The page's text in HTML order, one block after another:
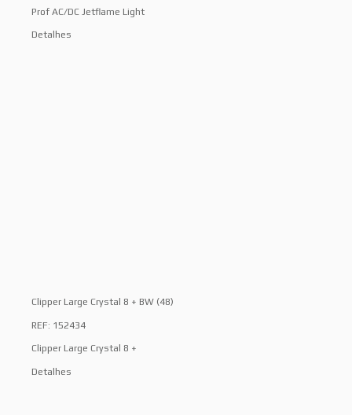
Prof AC/DC Jetflame Light
Detalhes
Clipper Large Crystal 8 + BW (48)
REF: 152434
Clipper Large Crystal 8 +
Detalhes